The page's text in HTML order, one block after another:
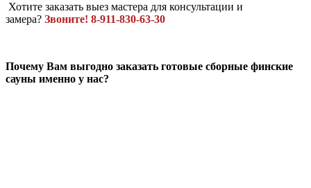
Хотите заказать выез мастера для консультации и
замера? Звоните! 8-911-830-63-30
Почему Вам выгодно заказать готовые сборные финские
сауны именно у нас?